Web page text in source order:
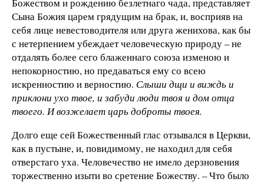
Сына Божия царем грядущим на брак, и, восприяв на
себя лице невестоводителя или друга женихова, как бы
с нетерпением убеждает человеческую природу – не
отдалять более сего блаженнаго союза изменою и
непокорностию, но предаваться ему со всею
искренностию и верностию. Слыши дщи и виждь и
приклони ухо твое, и забуди люди твоя и дом отца
твоего. И возжелает царь доброты твоея.
Долго еще сей Божественный глас отзывался в Церкви,
как в пустыне, и, повидимому, не находил для себя
отверстаго уха. Человечество не имело дерзновения
торжественно изыти во сретение Божеству. – Что было